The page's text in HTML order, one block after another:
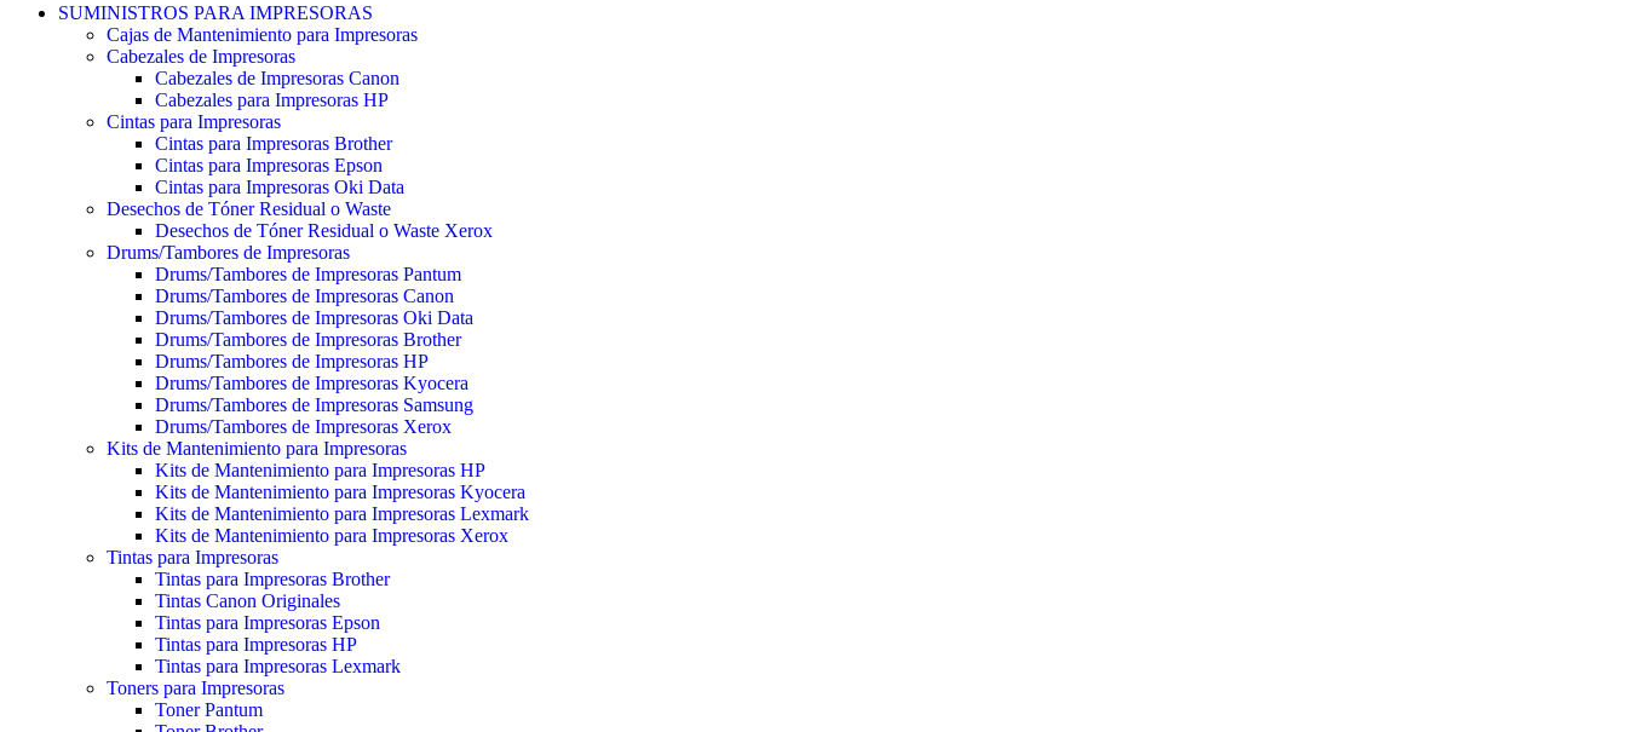
SUMINISTROS PARA IMPRESORAS
Cajas de Mantenimiento para Impresoras
Cabezales de Impresoras
Cabezales de Impresoras Canon
Cabezales para Impresoras HP
Cintas para Impresoras
Cintas para Impresoras Brother
Cintas para Impresoras Epson
Cintas para Impresoras Oki Data
Desechos de Tóner Residual o Waste
Desechos de Tóner Residual o Waste Xerox
Drums/Tambores de Impresoras
Drums/Tambores de Impresoras Pantum
Drums/Tambores de Impresoras Canon
Drums/Tambores de Impresoras Oki Data
Drums/Tambores de Impresoras Brother
Drums/Tambores de Impresoras HP
Drums/Tambores de Impresoras Kyocera
Drums/Tambores de Impresoras Samsung
Drums/Tambores de Impresoras Xerox
Kits de Mantenimiento para Impresoras
Kits de Mantenimiento para Impresoras HP
Kits de Mantenimiento para Impresoras Kyocera
Kits de Mantenimiento para Impresoras Lexmark
Kits de Mantenimiento para Impresoras Xerox
Tintas para Impresoras
Tintas para Impresoras Brother
Tintas Canon Originales
Tintas para Impresoras Epson
Tintas para Impresoras HP
Tintas para Impresoras Lexmark
Toners para Impresoras
Toner Pantum